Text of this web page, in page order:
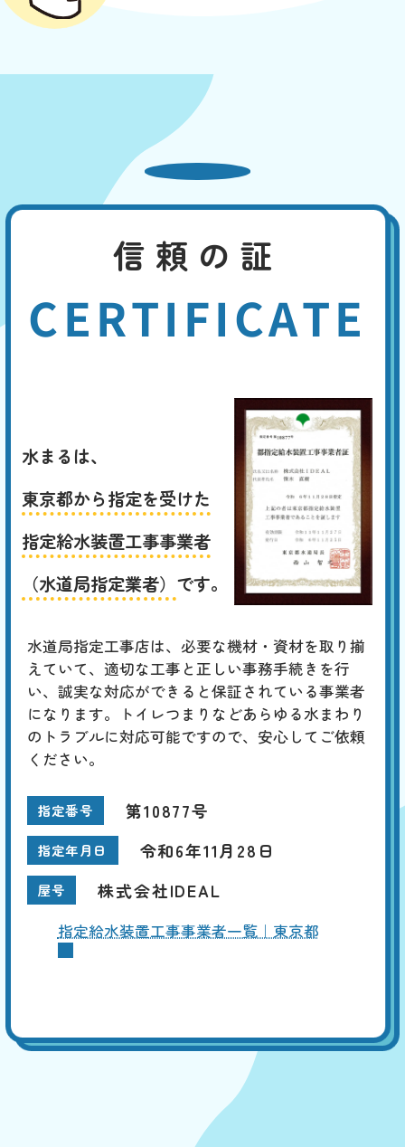
信頼の証
CERTIFICATE
水まるは、
東京都から指定を受けた
指定給水装置工事事業者
（水道局指定業者） です。
水道局指定工事店は、必要な機材・資材を取り揃
えていて、適切な工事と正しい事務手続きを行
い、誠実な対応ができると保証されている事業者
になります。トイレつまりなどあらゆる水まわり
のトラブルに対応可能ですので、安心してご依頼
ください。
指定番号 第10877号
指定年月日 令和6年11月28日
屋号 株式会社IDEAL
指定給水装置工事事業者一覧｜東京都